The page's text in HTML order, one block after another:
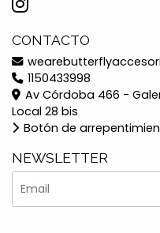
CONTACTO
1150433998
Av Córdoba 466 -
Local 28 bis
Botón de
NEWSLETTER